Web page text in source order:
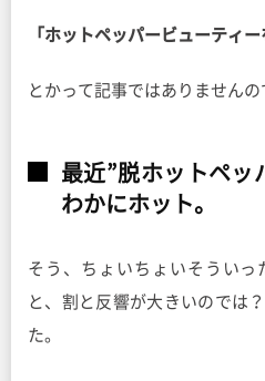
「ホットペッパービューティ
とかって記事ではありませんの
最近”脱ホットペッ
わかにホット。
そう、ちょいちょいそういっ
と、割と反響が大きいのでは
た。